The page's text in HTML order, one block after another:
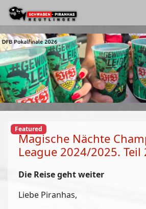
Featured
Magische Nächte
League 2024/2025. Teil
Die Reise geht weiter
Liebe Piranhas,